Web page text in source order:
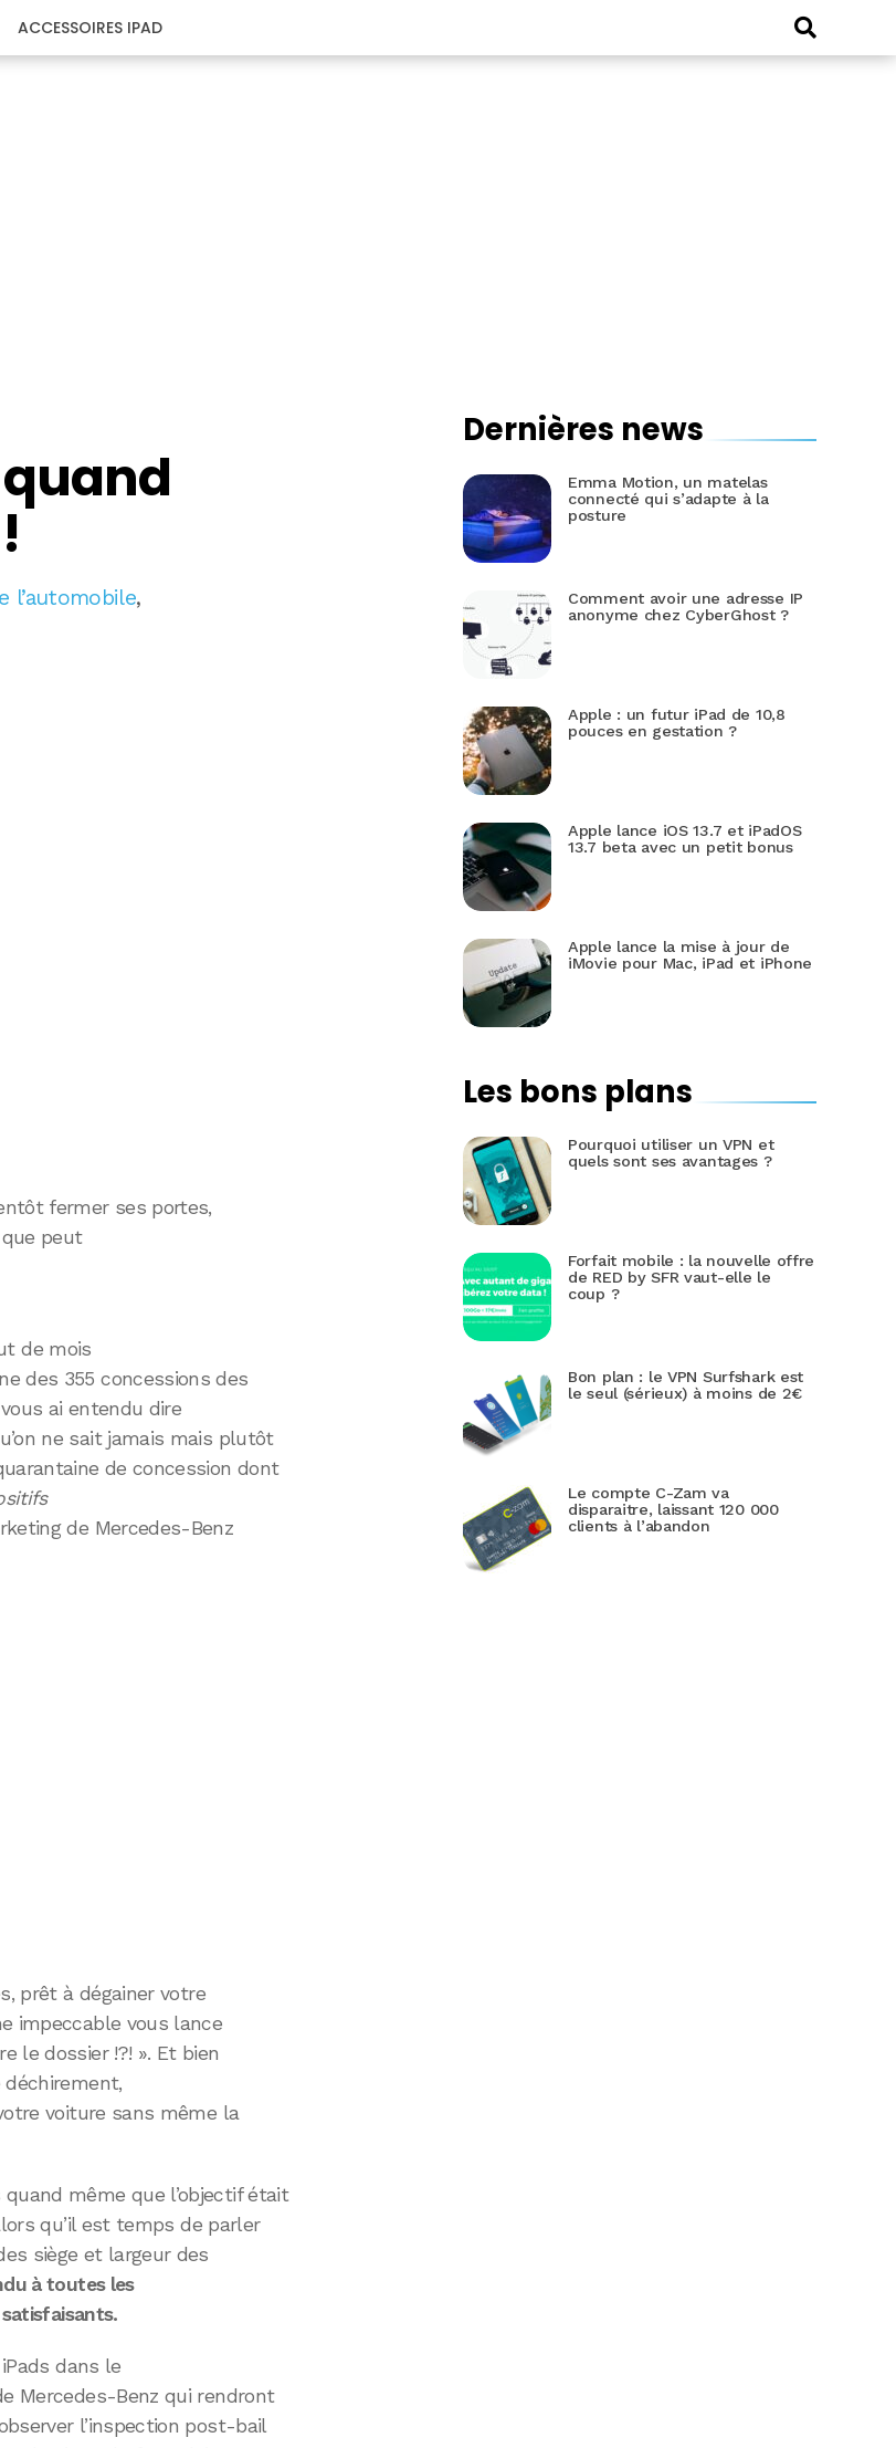
ACCESSOIRES IPAD
l’automobile,
fermer ses portes,
peut
de mois
des 355 concessions des
ai entendu dire
ne sait jamais mais plutôt
de concession dont
de Mercedes-Benz
prêt à dégainer votre
impeccable vous lance
le dossier !?! ». Et bien
déchirement,
voiture sans même la
même que l’objectif était
qu’il est temps de parler
siège et largeur des
à toutes les
dans le
Mercedes-Benz qui rendront
l’inspection post-bail
Dernières news
Emma Motion, un matelas
connecté qui s’adapte à la
posture
Comment avoir une adresse IP
anonyme chez CyberGhost ?
Apple : un futur iPad de 10,8
pouces en gestation ?
Apple lance iOS 13.7 et iPadOS
13.7 beta avec un petit bonus
Apple lance la mise à jour de
iMovie pour Mac, iPad et iPhone
Les bons plans
Pourquoi utiliser un VPN et
quels sont ses avantages ?
Forfait mobile : la nouvelle offre
de RED by SFR vaut-elle le
coup ?
Bon plan : le VPN Surfshark est
le seul (sérieux) à moins de 2€
Le compte C-Zam va
disparaitre, laissant 120 000
clients à l’abandon